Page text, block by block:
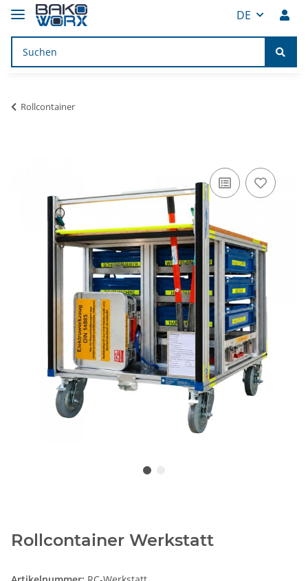
DE
Rollcontainer
Rollcontainer Werkstatt